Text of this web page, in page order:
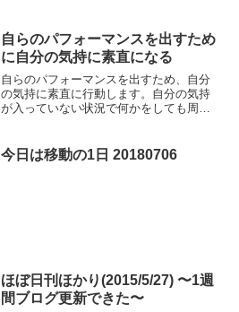
で手にしたかは忘れました。そういえば
無意識に関する本が...
自らのパフォーマンスを出すため
に自分の気持に素直になる
自らのパフォーマンスを出すため、自分
の気持に素直に行動します。自分の気持
が入っていない状況で何かをしても周り
こと。当然、気持ちの良さだけに身を置
いてはダメ。次のステージ...
今日は移動の1日 20180706
ほぼ日刊ほかり(2015/5/27) 〜1週
間ブログ更新できた〜